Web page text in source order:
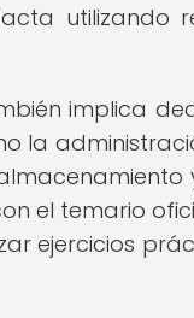
utilizando
implica
la
el temario
ejercicios